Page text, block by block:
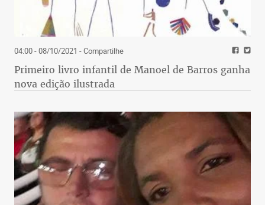
04:00 - 08/10/2021 - Compartilhe
Primeiro livro infantil de Manoel de Barros ganha
nova edição ilustrada